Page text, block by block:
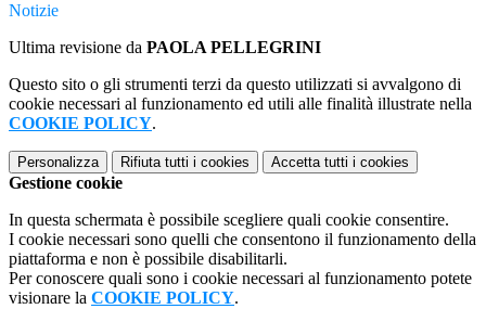
Notizie
Ultima revisione da PAOLA PELLEGRINI
Questo sito o gli strumenti terzi da questo utilizzati si avvalgono di
cookie necessari al funzionamento ed utili alle finalità illustrate nella
COOKIE POLICY.
Personalizza Rifiuta tutti i cookies Accetta tutti i cookies
Gestione cookie
In questa schermata è possibile scegliere quali cookie consentire.
I cookie necessari sono quelli che consentono il funzionamento della
piattaforma e non è possibile disabilitarli.
Per conoscere quali sono i cookie necessari al funzionamento potete
visionare la COOKIE POLICY.